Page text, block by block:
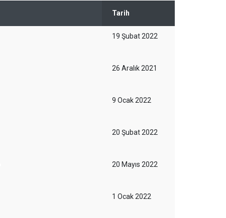
Tarih
19 Şubat 2022
26 Aralık 2021
9 Ocak 2022
20 Şubat 2022
20 Mayıs 2022
1 Ocak 2022